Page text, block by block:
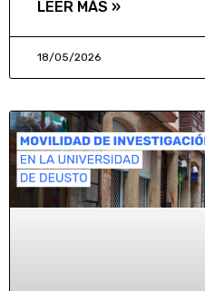
LEER MÁS »
18/05/2026